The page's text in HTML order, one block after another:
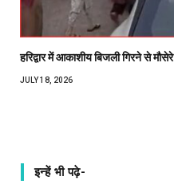
हरिद्वार में आकाशीय बिजली गिरने से
JULY 18, 2026
इन्हें भी पढ़े-